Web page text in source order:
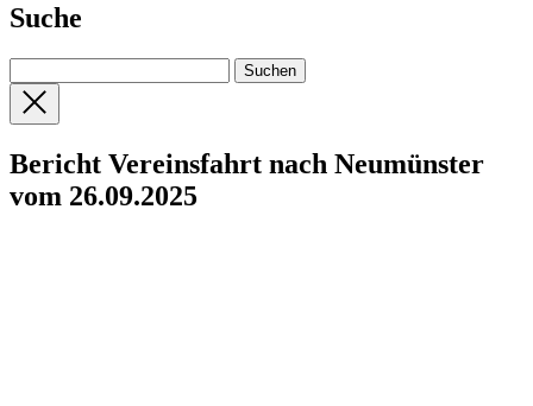
Suche
Bericht Vereinsfahrt nach Neumünster
vom 26.09.2025